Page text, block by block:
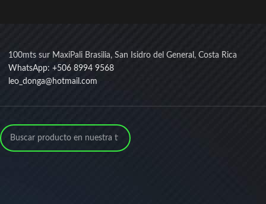
100mts sur MaxiPali Brasilia, San Isidro del General, Costa Rica
WhatsApp: +506 8994 9568
leo_donga@hotmail.com